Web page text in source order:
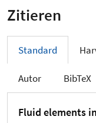
Zitieren
Standard
Autor BibTeX
Fluid elements